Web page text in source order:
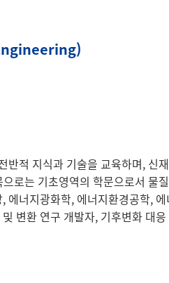
적 지식과 기술을 교육하며, 신
로는 기초영역의 학문으로서 물
너지광화학, 에너지환경공학,
변환 연구 개발자, 기후변화 대